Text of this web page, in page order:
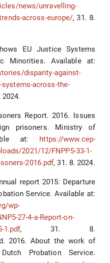
news/unravelling-
across-europe/, 31. 8.
EU Justice Systems
Minorities. Available at:
disparity-against-
across-the-
2024.
Report. 2016. Issues
prisoners. Ministry of
at: https://www.cep-
2021/12/FNPP5-33-1-
2016.pdf, 31. 8. 2024.
report 2015: Departure
Service. Available at:
wp-
27-4-a-Report-on-
1.pdf, 31. 8.
2016. About the work of
Probation Service.